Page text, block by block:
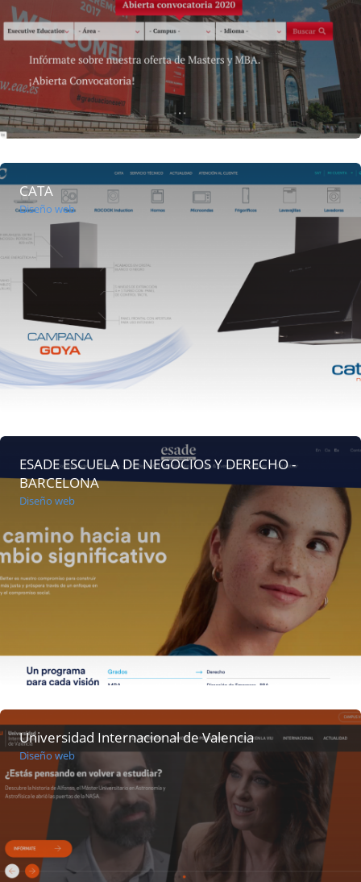
CATA
Diseño web
ESADE ESCUELA DE NEGOCIOS Y DERECHO -
BARCELONA
Diseño web
Universidad Internacional de Valencia
Diseño web